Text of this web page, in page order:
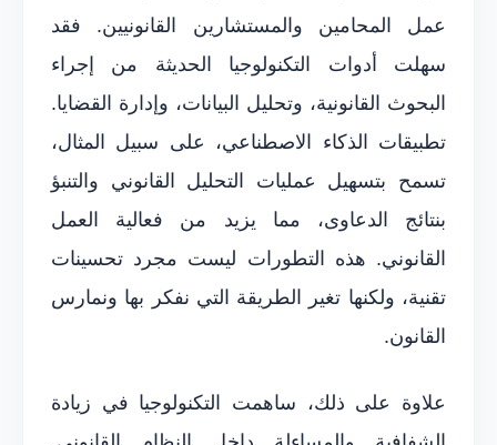
عمل المحامين والمستشارين القانونيين. فقد
سهلت أدوات التكنولوجيا الحديثة من إجراء
البحوث القانونية، وتحليل البيانات، وإدارة القضايا.
تطبيقات الذكاء الاصطناعي، على سبيل المثال،
تسمح بتسهيل عمليات التحليل القانوني والتنبؤ
بنتائج الدعاوى، مما يزيد من فعالية العمل
القانوني. هذه التطورات ليست مجرد تحسينات
تقنية، ولكنها تغير الطريقة التي نفكر بها ونمارس
القانون.
علاوة على ذلك، ساهمت التكنولوجيا في زيادة